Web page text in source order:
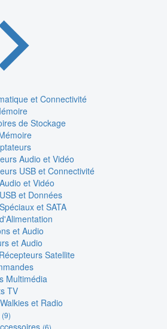
et Connectivité
de Stockage
Audio et Vidéo
USB et Connectivité
et Vidéo
et Données
et SATA
et Audio
et Audio
Satellite
Multimédia
TV
et Radio
(9)